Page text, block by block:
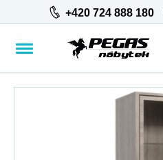
+420 724 888 180